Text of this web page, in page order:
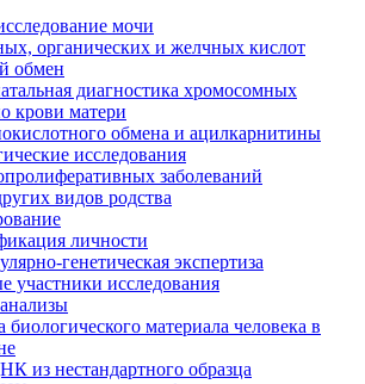
мочи
органических и желчных кислот
обмен
диагностика хромосомных
крови матери
обмена и ацилкарнитины
исследования
заболеваний
видов родства
личности
генетическая экспертиза
участники исследования
материала человека в
из нестандартного образца